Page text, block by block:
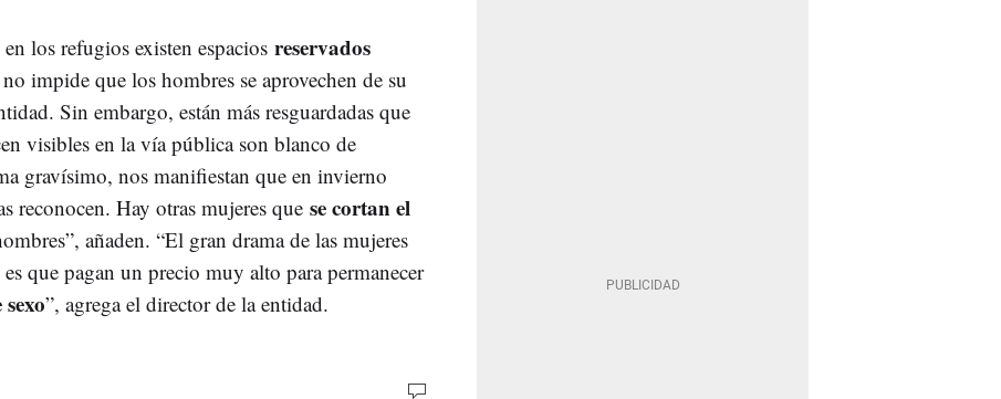
los refugios existen espacios reservados
impide que los hombres se aprovechen de su
Sin embargo, están más resguardadas que
visibles en la vía pública son blanco de
gravísimo, nos manifiestan que en invierno
reconocen. Hay otras mujeres que se cortan el
añaden. “El gran drama de las mujeres
que pagan un precio muy alto para permanecer
”, agrega el director de la entidad.